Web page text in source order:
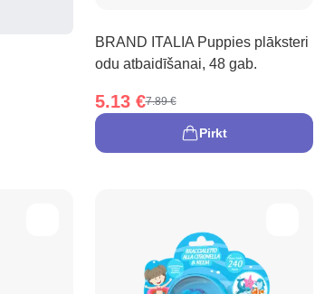
BRAND ITALIA Puppies plāksteri
odu atbaidīšanai, 48 gab.
5.13 €7.89 €
Pirkt